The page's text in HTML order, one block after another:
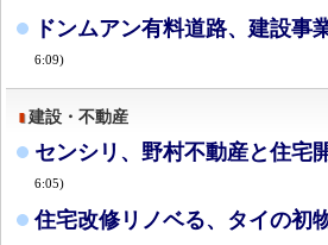
ドンムアン有料道路、建設事
6:09)
建設・不動産
センシリ、野村不動産と住宅
6:05)
住宅改修リノベる、タイの初